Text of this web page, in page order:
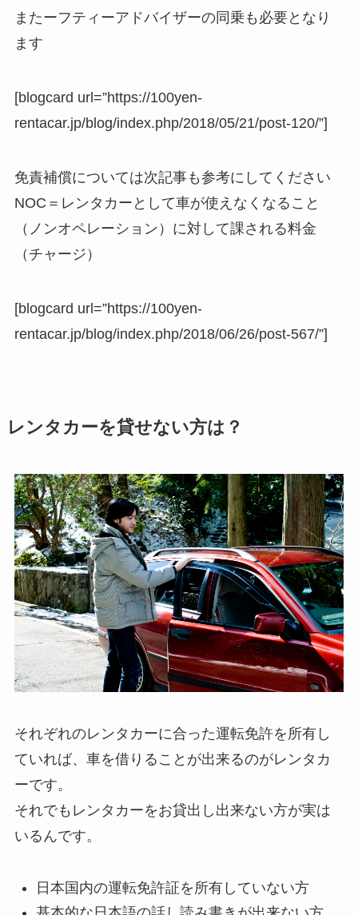
またーフティーアドバイザーの同乗も必要となり
ます
[blogcard url=”https://100yen-
rentacar.jp/blog/index.php/2018/05/21/post-120/”]
免責補償については次記事も参考にしてください
NOC＝レンタカーとして車が使えなくなること
（ノンオペレーション）に対して課される料金
（チャージ）
[blogcard url=”https://100yen-
rentacar.jp/blog/index.php/2018/06/26/post-567/”]
レンタカーを貸せない方は？
それぞれのレンタカーに合った運転免許を所有し
ていれば、車を借りることが出来るのがレンタカ
ーです。
それでもレンタカーをお貸出し出来ない方が実は
いるんです。
日本国内の運転免許証を所有していない方